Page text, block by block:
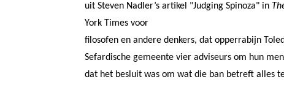
uit Steven Nadler’s artikel "Judging Spinoza" in
York Times voor
filosofen en andere denkers, dat opperrabijn
Sefardische gemeente vier adviseurs om hun
dat het besluit was om wat die ban betreft alles